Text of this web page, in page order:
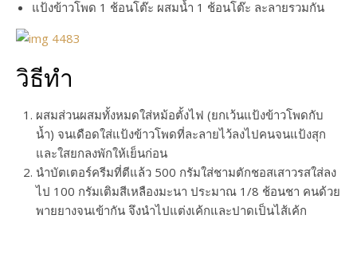
แป้งข้าวโพด 1 ช้อนโต๊ะ ผสมน้ำ 1 ช้อนโต๊ะ ละลายรวมกัน
วิธีทำ
ผสมส่วนผสมทั้งหมดใส่หม้อตั้งไฟ (ยกเว้นแป้งข้าวโพดกับ
น้ำ) จนเดือดใส่แป้งข้าวโพดที่ละลายไว้ลงไปคนจนแป้งสุก
และใสยกลงพักให้เย็นก่อน
นำบัตเตอร์ครีมที่ตีแล้ว 500 กรัมใส่ชามตักชอสเสาวรสใส่ลง
ไป 100 กรัมเติมสีเหลืองมะนา ประมาณ 1/8 ช้อนชา คนด้วย
พายยางจนเข้ากัน จึงนำไปแต่งเค้กและปาดเป็นไส้เค้ก